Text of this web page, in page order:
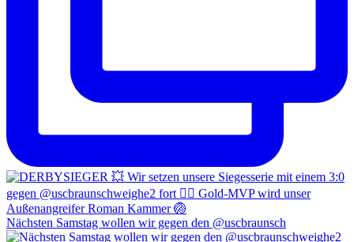
Nächsten Samstag wollen wir gegen den @uscbraunsch